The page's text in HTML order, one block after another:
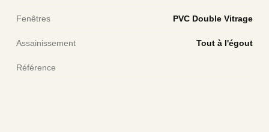
Fenêtres PVC Double Vitrage
Assainissement Tout à l'égout
Référence